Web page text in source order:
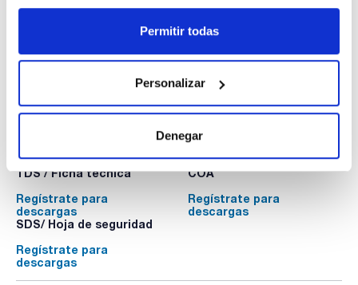
Permitir todas
Personalizar
Denegar
Envase: x 250 ml :: Botella de plástico
Comprar
Documentación técnica
TDS / Ficha técnica
Regístrate para
descargas
COA
Regístrate para
descargas
SDS/ Hoja de seguridad
Regístrate para
descargas